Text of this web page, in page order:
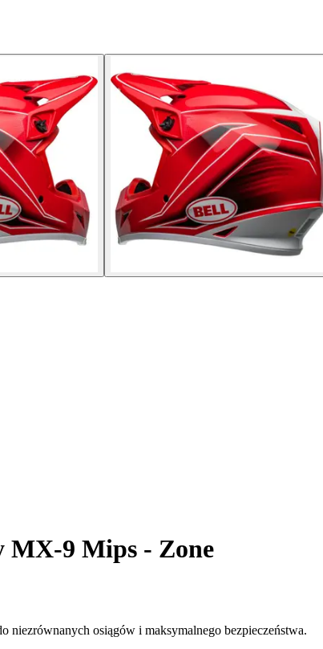
MX-9 Mips - Zone
osiągów i maksymalnego bezpieczeństwa.